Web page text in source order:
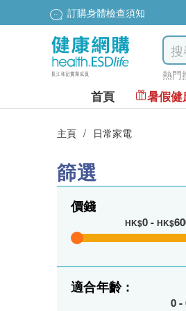
訂購身體檢查須知
熱門
首頁 暑假
主頁 / 日常家電
篩選
價錢
HK$0- HK$
適合年齡 :
0-